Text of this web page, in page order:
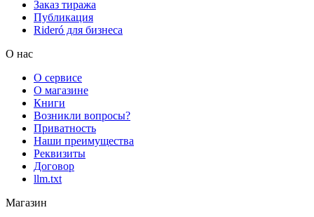
Заказ тиража
Публикация
Rideró для бизнеса
О нас
О сервисе
О магазине
Книги
Возникли вопросы?
Приватность
Наши преимущества
Реквизиты
Договор
llm.txt
Магазин